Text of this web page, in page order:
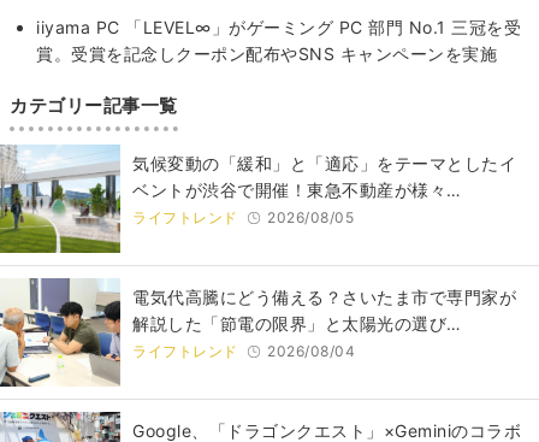
iiyama PC 「LEVEL∞」がゲーミング PC 部門 No.1 三冠を受
賞。受賞を記念しクーポン配布やSNS キャンペーンを実施
カテゴリー記事一覧
気候変動の「緩和」と「適応」をテーマとしたイ
ベントが渋谷で開催！東急不動産が様々…
ライフトレンド 2026/08/05
電気代高騰にどう備える？さいたま市で専門家が
解説した「節電の限界」と太陽光の選び…
ライフトレンド 2026/08/04
Google、「ドラゴンクエスト」×Geminiのコラボ